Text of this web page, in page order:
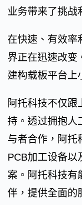
业务带来了挑战
在快速、有效率
界正在迅速改变
建构载板平台上
阿托科技不仅跟
持。透过拥抱人
与者合作，阿托
PCB加工设备以
案。阿托科技有
伴，提供全面的